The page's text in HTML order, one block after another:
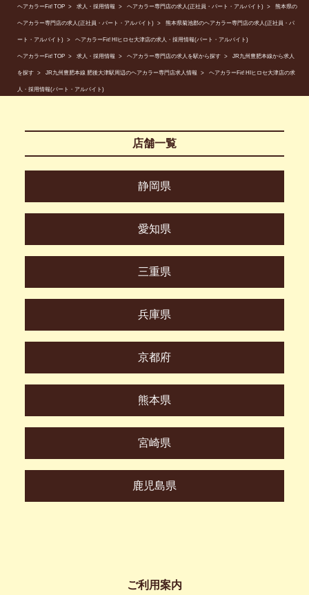
ヘアカラーFit! TOP 求人・採用情報 ヘアカラー専門店の求人(正社員・パート・アルバイト) 熊本県の
ヘアカラー専門店の求人(正社員・パート・アルバイト) 熊本県菊池郡のヘアカラー専門店の求人(正社員・パ
ート・アルバイト) ヘアカラーFit! HIヒロセ大津店の求人・採用情報(パート・アルバイト)
ヘアカラーFit! TOP 求人・採用情報 ヘアカラー専門店の求人を駅から探す JR九州豊肥本線から求人
を探す JR九州豊肥本線 肥後大津駅周辺のヘアカラー専門店求人情報 ヘアカラーFit! HIヒロセ大津店の求
人・採用情報(パート・アルバイト)
店舗一覧
静岡県
愛知県
三重県
兵庫県
京都府
熊本県
宮崎県
鹿児島県
ご利用案内